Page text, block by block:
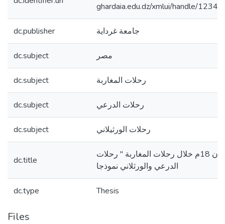
ghardaia.edu.dz/xmlui/handle/
dc.publisher جامعة غرداية
dc.subject مصر
dc.subject رحلات المغاربة
dc.subject رحلات الدرعي
dc.subject رحلات الورثيلاني
dc.title
مصر في القرن 18م خلال رحلات المغاربة " رحلات
الدرعي والورثلاني نموذجا
dc.type Thesis
Files